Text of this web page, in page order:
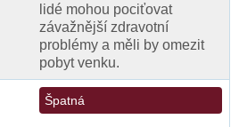
lidé mohou pociťovat
závažnější zdravotní
problémy a měli by omezit
pobyt venku.
Špatná